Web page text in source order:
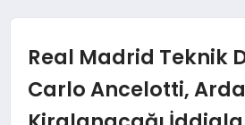
DÜNYA
Real Madrid Teknik
Carlo Ancelotti,